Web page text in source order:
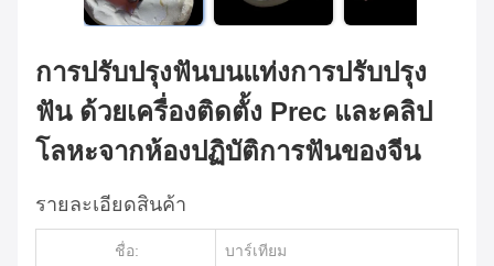
การปรับปรุงฟันบนแท่งการปรับปรุง
ฟัน ด้วยเครื่องติดตั้ง Prec และคลิป
โลหะจากห้องปฏิบัติการฟันของจีน
รายละเอียดสินค้า
ชื่อ: บาร์เทียม